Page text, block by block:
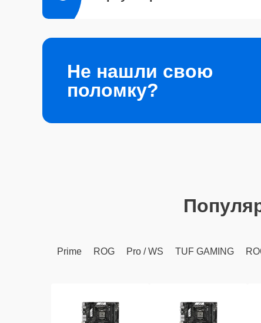
Не нашли свою
поломку?
Prime ROG Pro / WS TUF GAMING